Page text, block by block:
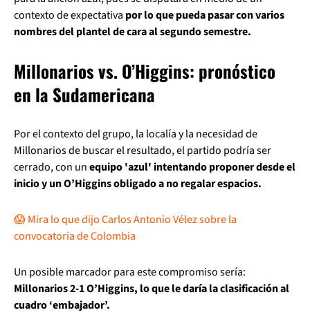
contexto de expectativa por lo que pueda pasar con varios
nombres del plantel de cara al segundo semestre.
Millonarios vs. O’Higgins: pronóstico
en la Sudamericana
Por el contexto del grupo, la localía y la necesidad de
Millonarios de buscar el resultado, el partido podría ser
cerrado, con unequipo 'azul' intentando proponer desde el
inicio y un O’Higgins obligado a no regalar espacios.
😱 Mira lo que dijo Carlos Antonio Vélez sobre la
convocatoria de Colombia
Un posible marcador para este compromiso sería:
Millonarios 2-1 O’Higgins, lo que le daría la clasificación al
cuadro ‘embajador’.